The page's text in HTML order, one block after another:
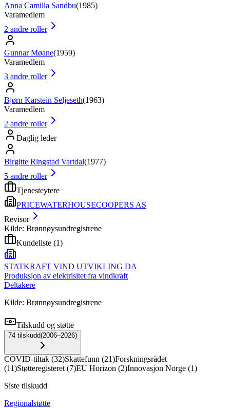
Anna Camilla Sandbu(1985)
Varamedlem
2 andre roller
Gunnar Møane(1959)
Varamedlem
3 andre roller
Bjørn Karstein Seljeseth(1963)
Varamedlem
2 andre roller
Daglig leder
Birgitte Ringstad Vartdal(1977)
5 andre roller
Tjenesteytere
PRICEWATERHOUSECOOPERS AS
Revisor
Kilde: Brønnøysundregistrene
Kundeliste (1)
STATKRAFT VIND UTVIKLING DA
Produksjon av elektrisitet fra vindkraft
Deltakere
Kilde: Brønnøysundregistrene
Tilskudd og støtte
74 tilskudd(2006–2026)
COVID-tiltak (32)Skattefunn (21)Forskningsrådet
(11)Støtteregisteret (7)EU Horizon (2)Innovasjon Norge (1)
Siste tilskudd
Regionalstøtte